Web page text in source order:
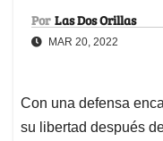
Por Las Dos Orillas
MAR 20, 2022
Con una defensa
su libertad después